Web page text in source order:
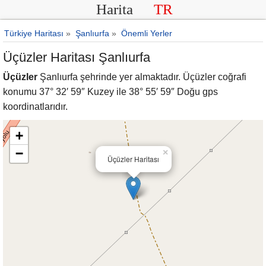
Harita TR
Türkiye Haritası » Şanlıurfa » Önemli Yerler
Üçüzler Haritası Şanlıurfa
Üçüzler Şanlıurfa şehrinde yer almaktadır. Üçüzler coğrafi
konumu 37° 32′ 59″ Kuzey ile 38° 55′ 59″ Doğu gps
koordinatlarıdır.
Üçüzler Haritası
×
+
−